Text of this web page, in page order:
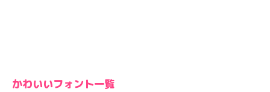
かわいいフォント一覧